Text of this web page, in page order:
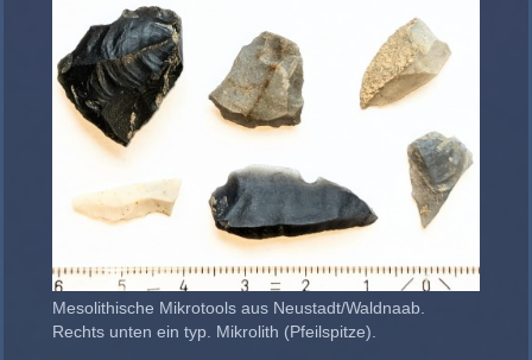
Mesolithische Mikrotools aus Neustadt/Waldnaab.
Rechts unten ein typ. Mikrolith (Pfeilspitze).